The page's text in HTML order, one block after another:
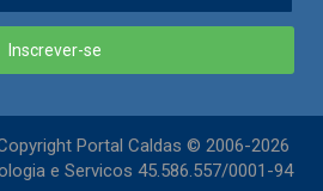
Inscrever-se
Portal Caldas © 2006-2026
e Servicos 45.586.557/0001-94